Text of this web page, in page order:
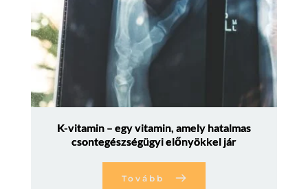
K-vitamin – egy vitamin, amely hatalmas
csontegészségügyi előnyökkel jár
Tovább